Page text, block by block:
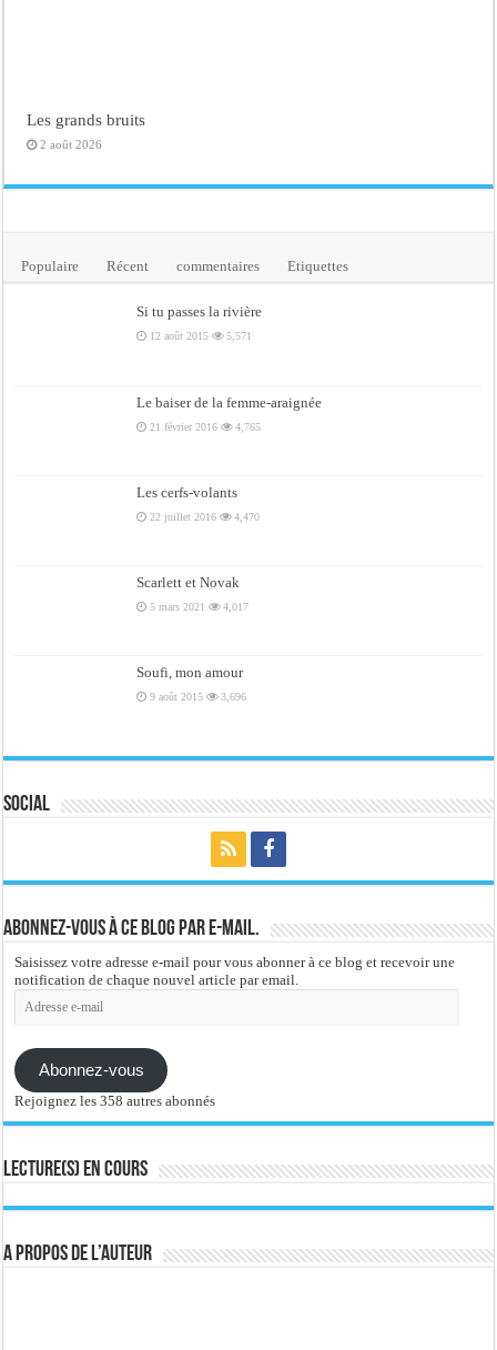
Les grands bruits
2 août 2026
Populaire Récent commentaires Etiquettes
Si tu passes la rivière
12 août 2015 5,571
Le baiser de la femme-araignée
21 février 2016 4,765
Les cerfs-volants
22 juillet 2016 4,470
Scarlett et Novak
5 mars 2021 4,017
Soufi, mon amour
9 août 2015 3,696
Social
Abonnez-vous à ce blog par e-mail.
Saisissez votre adresse e-mail pour vous abonner à ce blog et recevoir une
notification de chaque nouvel article par email.
Adresse
e-
Abonnez-vous
Rejoignez les 358 autres abonnés
Lecture(s) en cours
A propos de l’auteur